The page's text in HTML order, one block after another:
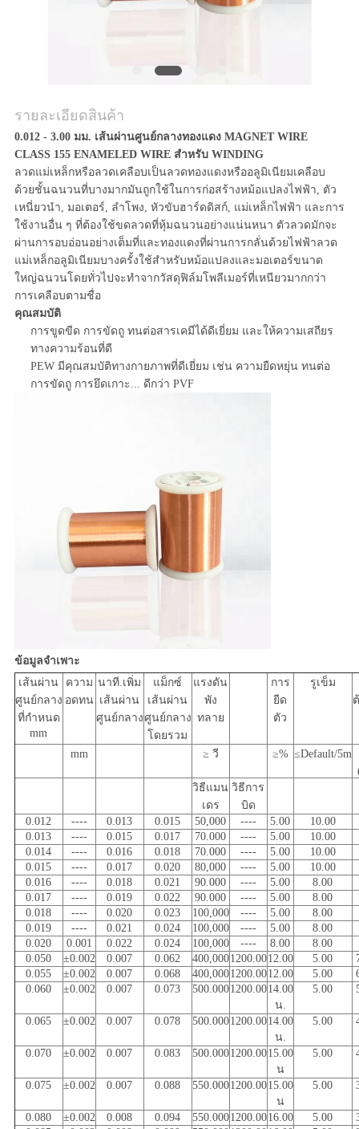
รายละเอียดสินค้า
0.012 - 3.00 มม. เส้นผ่านศูนย์กลางทองแดง MAGNET WIRE
CLASS 155 ENAMELED WIRE สำหรับ WINDING
ลวดแม่เหล็กหรือลวดเคลือบเป็นลวดทองแดงหรืออลูมิเนียมเคลือบ
ด้วยชั้นฉนวนที่บางมากมันถูกใช้ในการก่อสร้างหม้อแปลงไฟฟ้า, ตัว
เหนี่ยวนำ, มอเตอร์, ลำโพง, หัวขับฮาร์ดดิสก์, แม่เหล็กไฟฟ้า และการ
ใช้งานอื่น ๆ ที่ต้องใช้ขดลวดที่หุ้มฉนวนอย่างแน่นหนา ตัวลวดมักจะ
ผ่านการอบอ่อนอย่างเต็มที่และทองแดงที่ผ่านการกลั่นด้วยไฟฟ้าลวด
แม่เหล็กอลูมิเนียมบางครั้งใช้สำหรับหม้อแปลงและมอเตอร์ขนาด
ใหญ่ฉนวนโดยทั่วไปจะทำจากวัสดุฟิล์มโพลีเมอร์ที่เหนียวมากกว่า
การเคลือบตามชื่อ
คุณสมบัติ
การขูดขีด การขัดถู ทนต่อสารเคมีได้ดีเยี่ยม และให้ความเสถียร
ทางความร้อนที่ดี
PEW มีคุณสมบัติทางกายภาพที่ดีเยี่ยม เช่น ความยืดหยุ่น ทนต่อ
การขัดถู การยึดเกาะ... ดีกว่า PVF
ข้อมูลจำเพาะ
เส้นผ่าน
ศูนย์กลาง
ที่กำหนด
mm
ความ
อดทน
นาที.เพิ่ม
เส้นผ่าน
ศูนย์กลาง
แม็กซ์
เส้นผ่าน
ศูนย์กลาง
โดยรวม
แรงดัน
พัง
ทลาย
การ
ยืด
ตัว
รูเข็ม
mm ≥ วี ≥% ≤Default/5m
วิธีแมน
เดร
วิธีการ
บิด
0.012
---- 0.013 0.015 50,000 ---- 5.00 10.00
0.013
---- 0.015 0.017 70.000 ---- 5.00 10.00
0.014
---- 0.016 0.018 70.000 ---- 5.00 10.00
0.015
---- 0.017 0.020 80,000 ---- 5.00
10.00
0.016
---- 0.018 0.021 90.000 ---- 5.00
8.00
0.017
---- 0.019 0.022 90.000 ---- 5.00
8.00
0.018
---- 0.020 0.023 100,000 ---- 5.00
8.00
0.019
---- 0.021 0.024 100,000 ---- 5.00
8.00
0.020
0.001 0.022 0.024 100,000 ---- 8.00
8.00
0.050
±0.002 0.007 0.062 400,0001200.0012.00 5.00
0.055
±0.002 0.007 0.068 400,0001200.0012.00 5.00
0.060
±0.002 0.007 0.073 500.0001200.0014.00
น.
5.00
0.065 ±0.002 0.007 0.078 500.0001200.0014.00
น.
5.00
0.070 ±0.002 0.007 0.083 500.0001200.0015.00
น
5.00
0.075 ±0.002 0.007 0.088 550.0001200.0015.00
น
5.00
0.080 ±0.002 0.008 0.094 550.0001200.0016.00 5.00